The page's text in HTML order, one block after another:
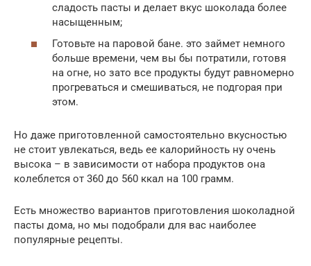
сладость пасты и делает вкус шоколада более
насыщенным;
Готовьте на паровой бане. это займет немного
больше времени, чем вы бы потратили, готовя
на огне, но зато все продукты будут равномерно
прогреваться и смешиваться, не подгорая при
этом.
Но даже приготовленной самостоятельно вкусностью
не стоит увлекаться, ведь ее калорийность ну очень
высока – в зависимости от набора продуктов она
колеблется от 360 до 560 ккал на 100 грамм.
Есть множество вариантов приготовления шоколадной
пасты дома, но мы подобрали для вас наиболее
популярные рецепты.